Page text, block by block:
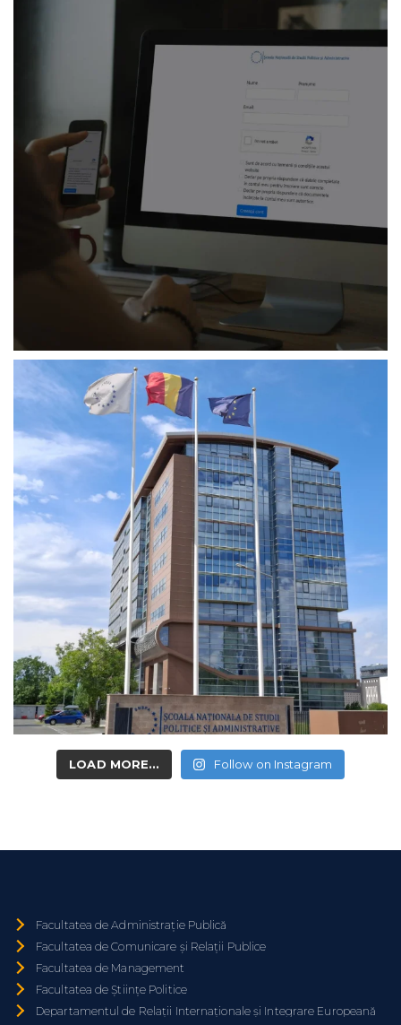
LOAD MORE... Follow on Instagram
Facultatea de Administrație Publică
Facultatea de Comunicare și Relații Publice
Facultatea de Management
Facultatea de Științe Politice
Departamentul de Relații Internaționale și Integrare Europeană